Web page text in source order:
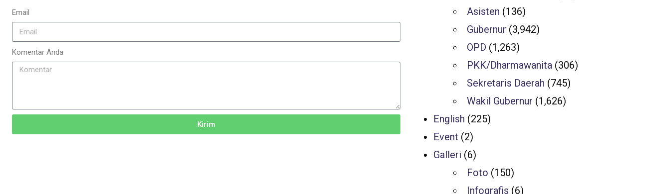
Email
Komentar Anda
Kirim
Asisten (136)
Gubernur (3,942)
OPD (1,263)
PKK/Dharmawanita (306)
Sekretaris Daerah (745)
Wakil Gubernur (1,626)
English (225)
Event (2)
Galleri (6)
Foto (150)
Infografis (6)